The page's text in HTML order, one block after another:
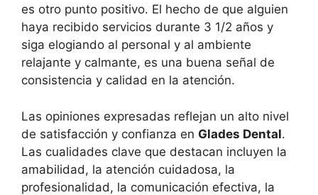
es otro punto positivo. El hecho de que alguien
haya recibido servicios durante 3 1/2 años y
siga elogiando al personal y al ambiente
relajante y calmante, es una buena señal de
consistencia y calidad en la atención.
Las opiniones expresadas reflejan un alto nivel
de satisfacción y confianza en Glades Dental.
Las cualidades clave que destacan incluyen la
amabilidad, la atención cuidadosa, la
profesionalidad, la comunicación efectiva, la